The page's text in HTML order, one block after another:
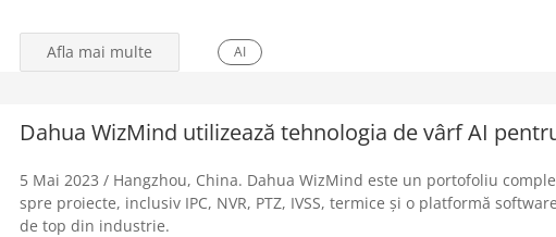
Afla mai multe AI
Dahua WizMind utilizează tehnologia de vârf AI
5 Mai 2023 / Hangzhou, China. Dahua WizMind este un portofoliu
spre proiecte, inclusiv IPC, NVR, PTZ, IVSS, termice și o platformă
de top din industrie.